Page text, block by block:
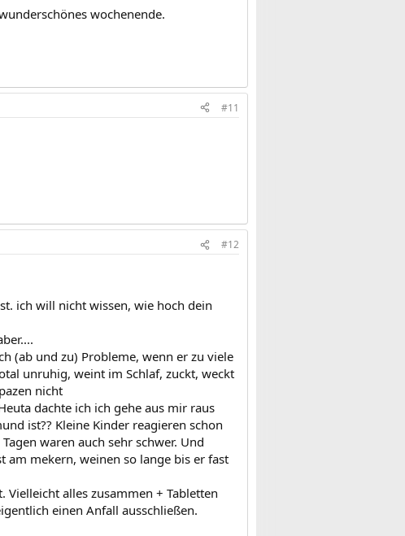
wochenende.
#11
#12
ich will nicht wissen, wie hoch dein
(ab und zu) Probleme, wenn er zu viele
unruhig, weint im Schlaf, zuckt, weckt
nicht
dachte ich ich gehe aus mir raus
ist?? Kleine Kinder reagieren schon
waren auch sehr schwer. Und
am mekern, weinen so lange bis er fast
alles zusammen + Tabletten
einen Anfall ausschließen.